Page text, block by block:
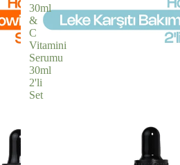
30ml
&
C
Vitamini
Serumu
30ml
2'li
Set